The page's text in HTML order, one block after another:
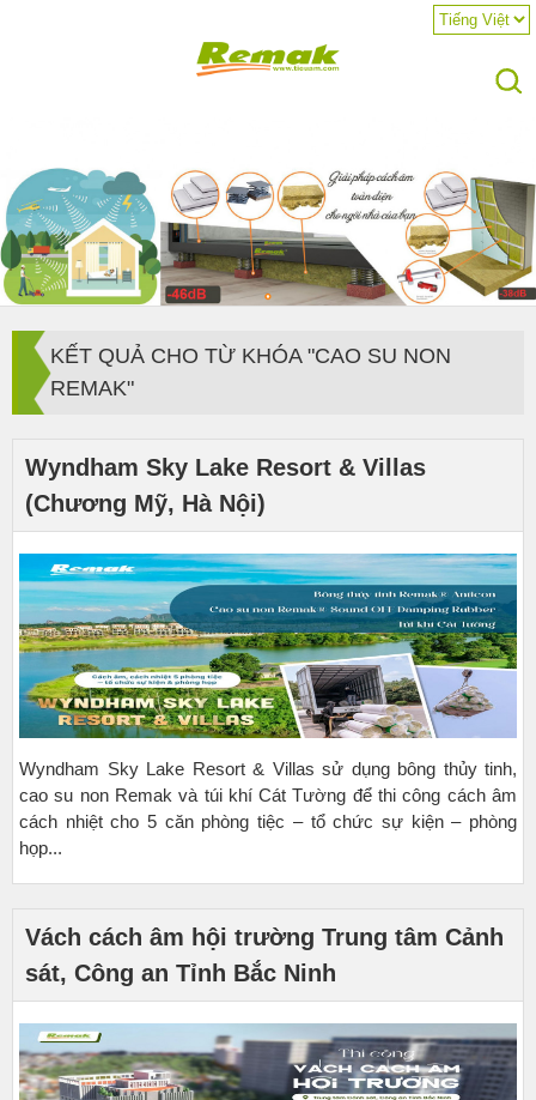
KẾT QUẢ CHO TỪ KHÓA "CAO SU NON
REMAK"
Wyndham Sky Lake Resort & Villas
(Chương Mỹ, Hà Nội)
Wyndham Sky Lake Resort & Villas sử dụng bông thủy tinh,
cao su non Remak và túi khí Cát Tường để thi công cách âm
cách nhiệt cho 5 căn phòng tiệc – tổ chức sự kiện – phòng
họp...
Vách cách âm hội trường Trung tâm Cảnh
sát, Công an Tỉnh Bắc Ninh